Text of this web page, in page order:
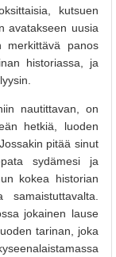
kutsuen
avatakseen uusia
merkittävä panos
historiassa, ja
nautittavan, on
hetkiä, luoden
pitää sinut
sydämesi ja
kokea historian
jokainen lause
tarinan, joka